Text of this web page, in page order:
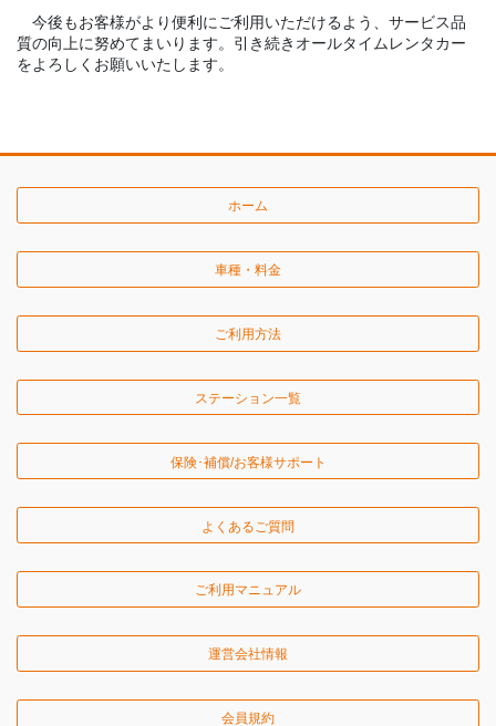
今後もお客様がより便利にご利用いただけるよう、サービス品
質の向上に努めてまいります。引き続きオールタイムレンタカー
をよろしくお願いいたします。
ホーム
車種・料金
ご利用方法
ステーション一覧
保険･補償/お客様サポート
よくあるご質問
ご利用マニュアル
運営会社情報
会員規約